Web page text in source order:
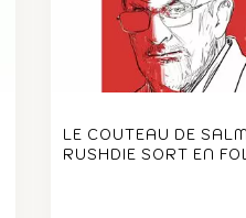
LE COUTEAU DE
RUSHDIE SORT EN